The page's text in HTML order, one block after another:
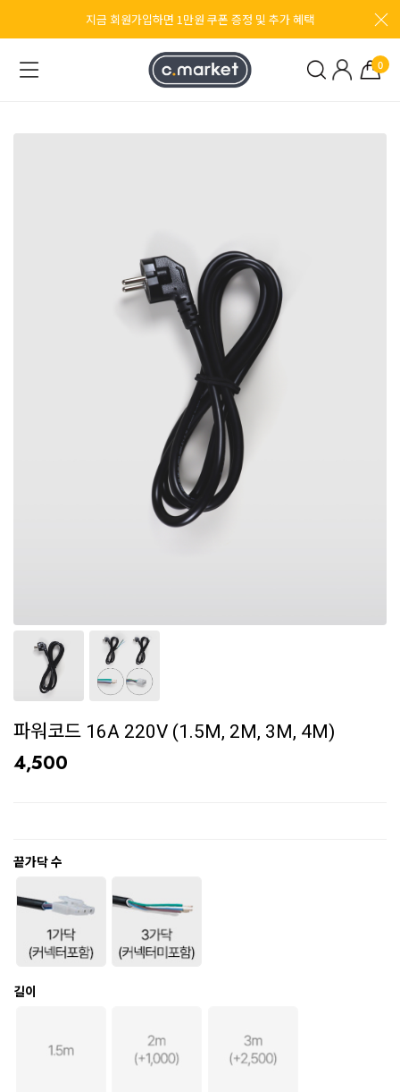
지금 회원가입하면 1만원 쿠폰 증정 및 추가 혜택
0
파워코드 16A 220V (1.5M, 2M, 3M, 4M)
4,500
끝가닥 수
길이